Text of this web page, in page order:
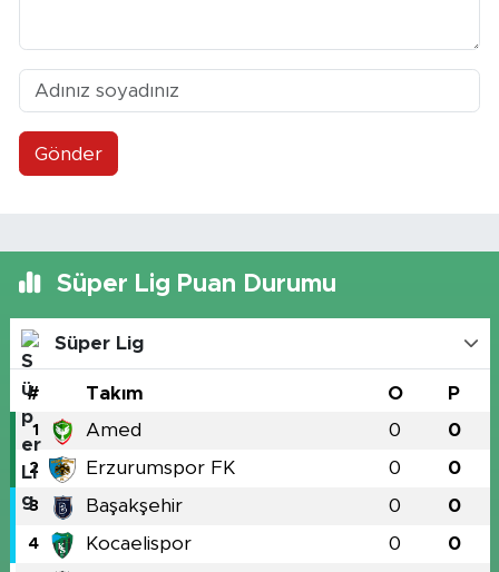
Gönder
Süper Lig Puan Durumu
Süper Lig
# Takım O P
1 Amed 0 0
2 Erzurumspor FK 0 0
3 Başakşehir 0 0
4 Kocaelispor 0 0